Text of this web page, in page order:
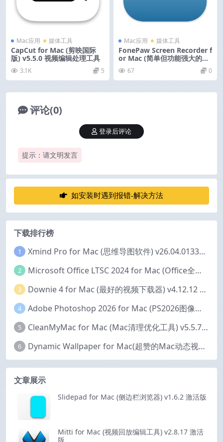
Mac应用 媒体工具
CapCut for Mac (剪映国际
版) v5.5.0 视频编辑处理工具
3.1K 5
Mac应用 媒体工具
FonePaw Screen Recorder f
or Mac (简单但功能强大的屏
幕录像机) v3.9.0 激活版
67 0
评论(0)
提示：请文明发言
登录后评论
如安装时遇到报错-解决方法
下载排行榜
1 Xmind Pro for Mac (思维导图软件) v26.04.01337 永久激活版
2 Microsoft Office LTSC 2024 for Mac (Office全家桶) v16.111.2 中文激活版
3 Downie 4 for Mac (最好的视频下载器) v4.12.12 激活版
4 Adobe Photoshop 2026 for Mac (PS2026图像编辑处理软件) v27.6.0 中文版
5 CleanMyMac for Mac (Mac清理优化工具) v5.5.7 激活版
6 Dynamic Wallpaper for Mac(超赞的Mac动态视频壁纸) v25.4 激活版
文章展示
Slidepad for Mac (侧边栏浏览器) v1.6.2 激活版
Mitti for Mac (视频回放编辑工具) v2.8.17 激活
版